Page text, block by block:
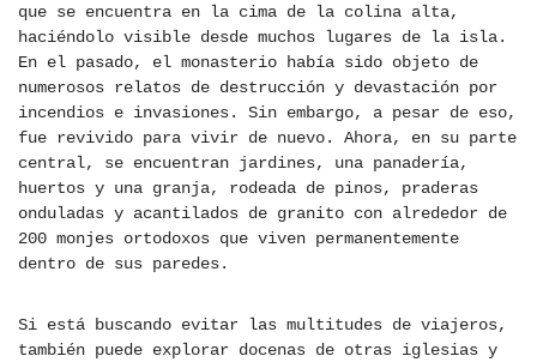
que se encuentra en la cima de la colina alta,
haciéndolo visible desde muchos lugares de la isla.
En el pasado, el monasterio había sido objeto de
numerosos relatos de destrucción y devastación por
incendios e invasiones. Sin embargo, a pesar de eso,
fue revivido para vivir de nuevo. Ahora, en su parte
central, se encuentran jardines, una panadería,
huertos y una granja, rodeada de pinos, praderas
onduladas y acantilados de granito con alrededor de
200 monjes ortodoxos que viven permanentemente
dentro de sus paredes.
Si está buscando evitar las multitudes de viajeros,
también puede explorar docenas de otras iglesias y